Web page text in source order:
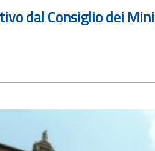
dal Consiglio dei